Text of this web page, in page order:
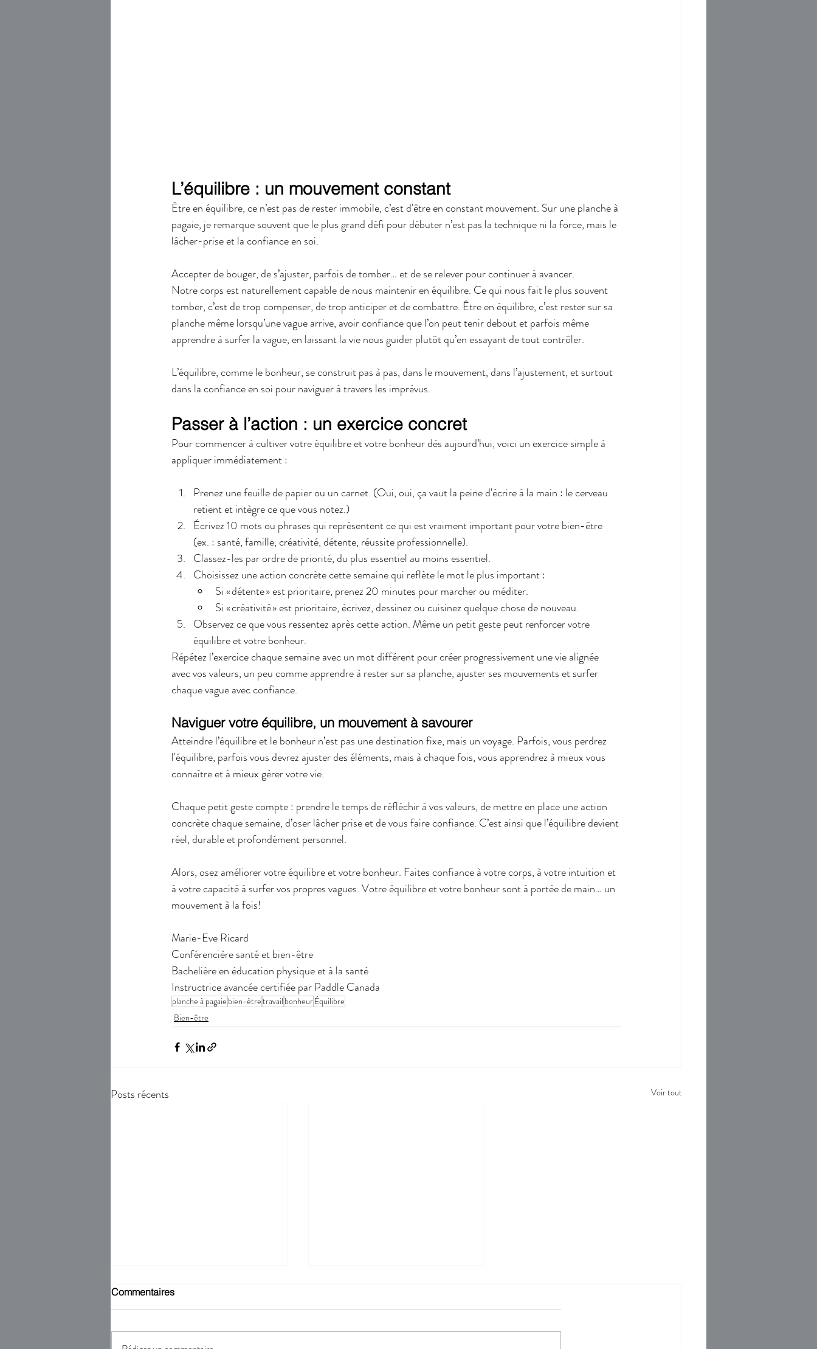
L’équilibre : un mouvement constant
Être en équilibre, ce n’est pas de rester immobile, c’est d'être en constant mouvement. Sur une planche à
pagaie, je remarque souvent que le plus grand défi pour débuter n’est pas la technique ni la force, mais le
lâcher-prise et la confiance en soi.
Accepter de bouger, de s’ajuster, parfois de tomber… et de se relever pour continuer à avancer.
Notre corps est naturellement capable de nous maintenir en équilibre. Ce qui nous fait le plus souvent
tomber, c’est de trop compenser, de trop anticiper et de combattre. Être en équilibre, c’est rester sur sa
planche même lorsqu’une vague arrive, avoir confiance que l’on peut tenir debout et parfois même
apprendre à surfer la vague, en laissant la vie nous guider plutôt qu’en essayant de tout contrôler.
L’équilibre, comme le bonheur, se construit pas à pas, dans le mouvement, dans l’ajustement, et surtout
dans la confiance en soi pour naviguer à travers les imprévus.
Passer à l’action : un exercice concret
Pour commencer à cultiver votre équilibre et votre bonheur dès aujourd’hui, voici un exercice simple à
appliquer immédiatement :
Prenez une feuille de papier ou un carnet. (Oui, oui, ça vaut la peine d'écrire à la main : le cerveau
retient et intègre ce que vous notez.)
Écrivez 10 mots ou phrases qui représentent ce qui est vraiment important pour votre bien-être
(ex. : santé, famille, créativité, détente, réussite professionnelle).
Classez-les par ordre de priorité, du plus essentiel au moins essentiel.
Choisissez une action concrète cette semaine qui reflète le mot le plus important :
Si « détente » est prioritaire, prenez 20 minutes pour marcher ou méditer.
Si « créativité » est prioritaire, écrivez, dessinez ou cuisinez quelque chose de nouveau.
Observez ce que vous ressentez après cette action. Même un petit geste peut renforcer votre
équilibre et votre bonheur.
Répétez l’exercice chaque semaine avec un mot différent pour créer progressivement une vie alignée
avec vos valeurs, un peu comme apprendre à rester sur sa planche, ajuster ses mouvements et surfer
chaque vague avec confiance.
Naviguer votre équilibre, un mouvement à savourer
Atteindre l’équilibre et le bonheur n’est pas une destination fixe, mais un voyage. Parfois, vous perdrez
l'équilibre, parfois vous devrez ajuster des éléments, mais à chaque fois, vous apprendrez à mieux vous
connaître et à mieux gérer votre vie.
Chaque petit geste compte : prendre le temps de réfléchir à vos valeurs, de mettre en place une action
concrète chaque semaine, d’oser lâcher prise et de vous faire confiance. C’est ainsi que l’équilibre devient
réel, durable et profondément personnel.
Alors, osez améliorer votre équilibre et votre bonheur. Faites confiance à votre corps, à votre intuition et
à votre capacité à surfer vos propres vagues. Votre équilibre et votre bonheur sont à portée de main… un
mouvement à la fois!
Marie-Eve Ricard
Conférencière santé et bien-être
Bachelière en éducation physique et à la santé
Instructrice avancée certifiée par Paddle Canada
planche à pagaie bien-êtretravail bonheurÉquilibre
Bien-être
Posts récents Voir tout
Commentaires